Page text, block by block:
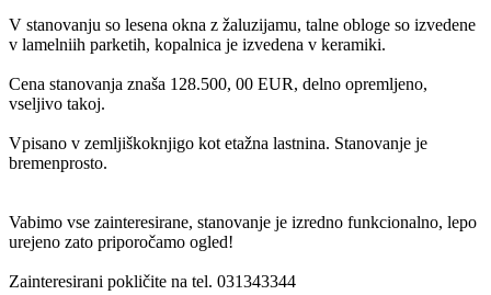
V stanovanju so lesena okna z žaluzijamu, talne obloge so izvedene
v lamelniih parketih, kopalnica je izvedena v keramiki.
Cena stanovanja znaša 128.500, 00 EUR, delno opremljeno,
vseljivo takoj.
Vpisano v zemljiškoknjigo kot etažna lastnina. Stanovanje je
bremenprosto.
Vabimo vse zainteresirane, stanovanje je izredno funkcionalno, lepo
urejeno zato priporočamo ogled!
Zainteresirani pokličite na tel. 031343344